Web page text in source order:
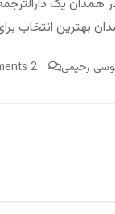
همدان یک
بهترین انتخاب
رحیمی 2 Comments